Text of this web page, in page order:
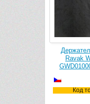
Ravak
Код